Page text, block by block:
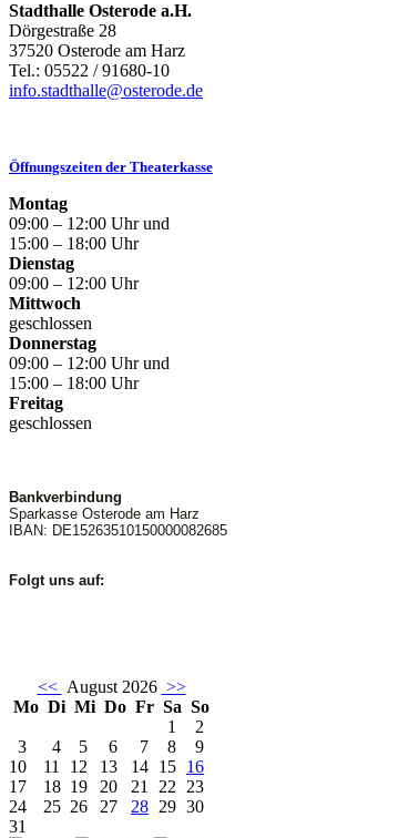
Stadthalle Osterode a.H.
Dörgestraße 28
37520 Osterode am Harz
Tel.: 05522 / 91680-10
info.stadthalle@osterode.de
Öffnungszeiten der Theaterkasse
Montag
09:00 – 12:00 Uhr und
15:00 – 18:00 Uhr
Dienstag
09:00 – 12:00 Uhr
Mittwoch
geschlossen
Donnerstag
09:00 – 12:00 Uhr und
15:00 – 18:00 Uhr
Freitag
geschlossen
Bankverbindung
Sparkasse Osterode am Harz
IBAN: DE15263510150000082685
Folgt uns auf:
<< August 2026 >>
Mo Di Mi Do Fr Sa So
1
2
3
4 5 6 7 8
9
10
11 12 13 14 15 16
17
18 19 20 21 22 23
24
25 26 27 28 29 30
31